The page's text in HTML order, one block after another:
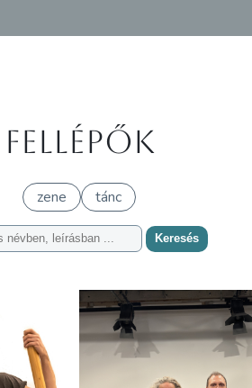
Fellépők
zene tánc
Keresés